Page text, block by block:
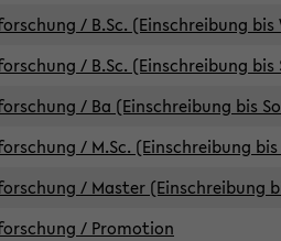
/ B.Sc. (Einschreibung bis
/ B.Sc. (Einschreibung bis
/ Ba (Einschreibung bis
/ M.Sc. (Einschreibung bis
/ Master (Einschreibung
/ Promotion